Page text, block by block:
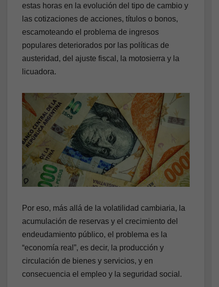
estas horas en la evolución del tipo de cambio y
las cotizaciones de acciones, títulos o bonos,
escamoteando el problema de ingresos
populares deteriorados por las políticas de
austeridad, del ajuste fiscal, la motosierra y la
licuadora.
Por eso, más allá de la volatilidad cambiaria, la
acumulación de reservas y el crecimiento del
endeudamiento público, el problema es la
“economía real”, es decir, la producción y
circulación de bienes y servicios, y en
consecuencia el empleo y la seguridad social.